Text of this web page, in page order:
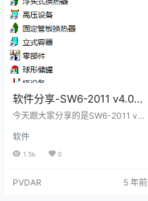
软件分享-SW6-2011 v4.0
单机版破解版（含破解文
今天跟大家分享的是SW6-2011 v4.
做压力容器设计必备软件。sw6的普
及跟破解版的普及有很大的关系。
vQZVOJEkkGFMQ提取码获取方
软件
1.5k 0
PVDAR 5 年前